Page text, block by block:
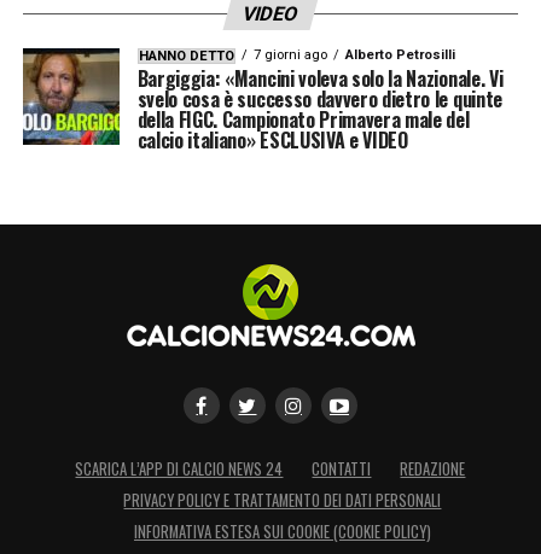
VIDEO
HANNO DETTO 7 giorni ago Alberto Petrosilli
Bargiggia: «Mancini voleva solo la Nazionale. Vi
svelo cosa è successo davvero dietro le quinte
della FIGC. Campionato Primavera male del
calcio italiano» ESCLUSIVA e VIDEO
SCARICA L’APP DI CALCIO NEWS 24 CONTATTI
REDAZIONE
PRIVACY POLICY E TRATTAMENTO DEI DATI PERSONALI
INFORMATIVA ESTESA SUI COOKIE (COOKIE POLICY)